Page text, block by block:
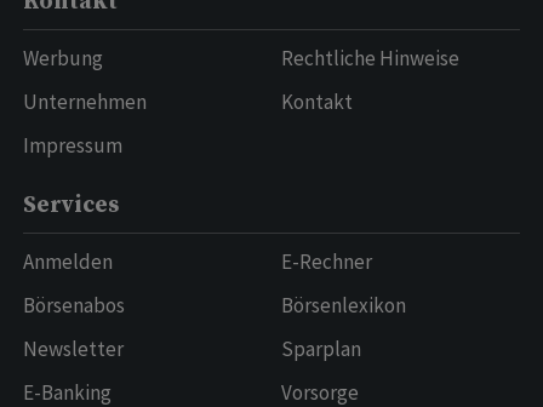
Werbung
Unternehmen
Impressum
Rechtliche Hinweise
Kontakt
Services
Anmelden
Börsenabos
Newsletter
E-Banking
E-Rechner
Börsenlexikon
Sparplan
Vorsorge